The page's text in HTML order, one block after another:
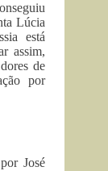
Lúcia
está
assim,
de
por
José